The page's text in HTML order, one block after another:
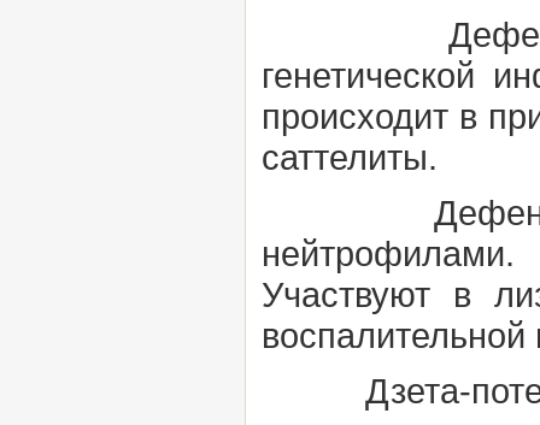
генетической
происходит в
саттелиты.
Участвуют в
воспалительной
Дзета-